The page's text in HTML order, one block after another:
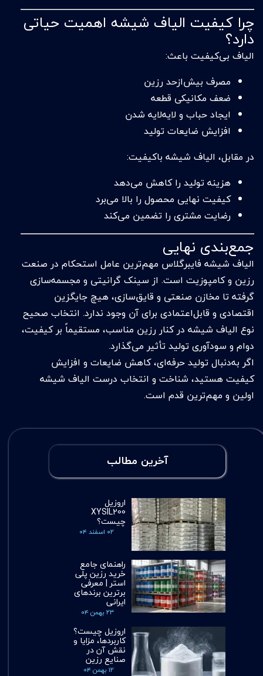
چرا کیفیت الیاف شیشه اهمیت حیاتی
دارد؟
الیاف بی‌کیفیت باعث:
مصرف بیش‌ازحد رزین
ضعف مکانیکی قطعه
ایجاد حباب و لایه‌لایه شدن
افزایش ضایعات تولید
در مقابل، الیاف شیشه باکیفیت:
هزینه تولید را کاهش می‌دهد
کیفیت نهایی محصول را بالا می‌برد
رضایت مشتری را تضمین می‌کند
جمع‌بندی نهایی
الیاف شیشه فایبرگلاس مهم‌ترین عامل استحکام در صنعت
رزین و کامپوزیت است. از سینک گرانیتی و مجسمه‌سازی
گرفته تا مخازن صنعتی و قایق‌سازی، هیچ جایگزین
اقتصادی و قابل‌اعتمادی برای آن وجود ندارد. انتخاب صحیح
نوع الیاف شیشه در کنار رزین مناسب، مستقیماً بر کیفیت،
دوام و سودآوری تولید تأثیر می‌گذارد.
اگر به‌دنبال تولید حرفه‌ای، کاهش ضایعات و افزایش
کیفیت هستید، شناخت و انتخاب درست الیاف شیشه
اولین و مهم‌ترین قدم است.
آخرین مطالب
اروزیل
XYSIL200
چیست؟
۰۲ اسفند ۰۴
راهنمای جامع
خرید رزین پلی
استر | معرفی
برترین برندهای
ایرانی
۲۳ بهمن ۰۴
اروزیل چیست؟
کاربردها، مزایا و
نقش آن در
صنایع رزین
۱۲ بهمن ۰۴